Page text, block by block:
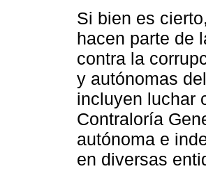
Si bien es
hacen parte de
contra la
y autónomas
incluyen luchar
Contraloría
autónoma e
en diversas